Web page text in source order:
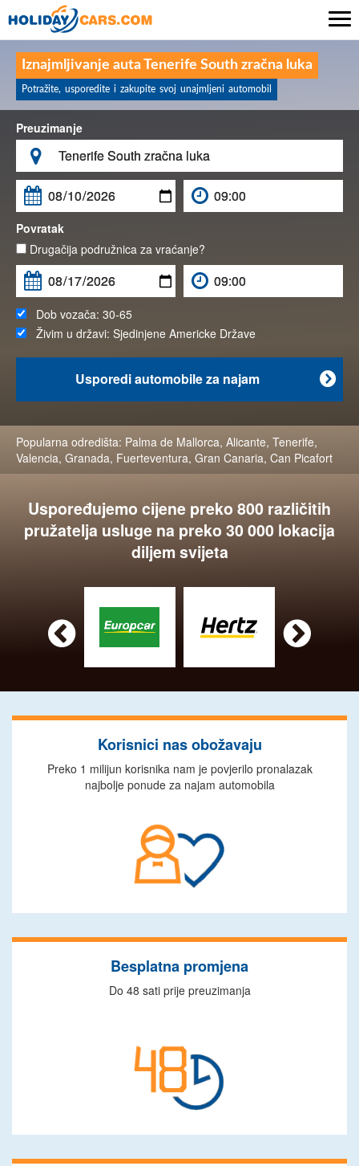
Iznajmljivanje auta Tenerife South zračna luka
Potražite, usporedite i zakupite svoj unajmljeni automobil
Preuzimanje


Povratak
Drugačija podružnica za vraćanje?
Dob vozača: 30-65
Živim u državi: Sjedinjene Americke Države

Usporedi automobile za najam
Popularna odredišta: Palma de Mallorca, Alicante, Tenerife,
Valencia, Granada, Fuerteventura, Gran Canaria, Can Picafort
Uspoređujemo cijene preko 800 različitih
pružatelja usluge na preko 30 000 lokacija
diljem svijeta
 
Korisnici nas obožavaju
Preko 1 milijun korisnika nam je povjerilo pronalazak
najbolje ponude za najam automobila
Besplatna promjena
Do 48 sati prije preuzimanja